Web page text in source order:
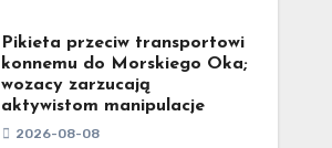
Pikieta przeciw transportowi
konnemu do Morskiego Oka;
wozacy zarzucają
aktywistom manipulacje
2026-08-08